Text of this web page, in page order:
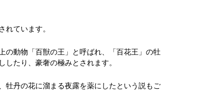
れています。
の動物「百獣の王」と呼ばれ、「百花王」の牡
たり、豪奢の極みとされます。
牡丹の花に溜まる夜露を薬にしたという説もご